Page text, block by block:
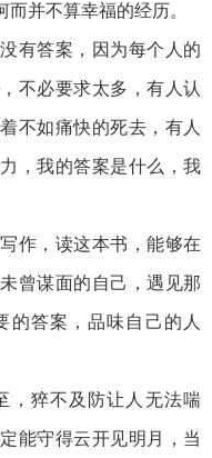
并不算幸福的经历。
有答案，因为每个人的
不必要求太多，有人认
不如痛快的死去，有人
，我的答案是什么，我
作，读这本书，能够在
曾谋面的自己，遇见那
的答案，品味自己的人
，猝不及防让人无法喘
能守得云开见明月，当